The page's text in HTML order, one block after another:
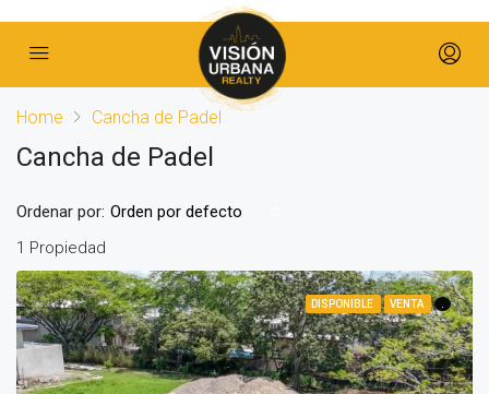
Home Cancha de Padel
Cancha de Padel
1 Propiedad
Ordenar por: Orden por defecto
DISPONIBLE VENTA